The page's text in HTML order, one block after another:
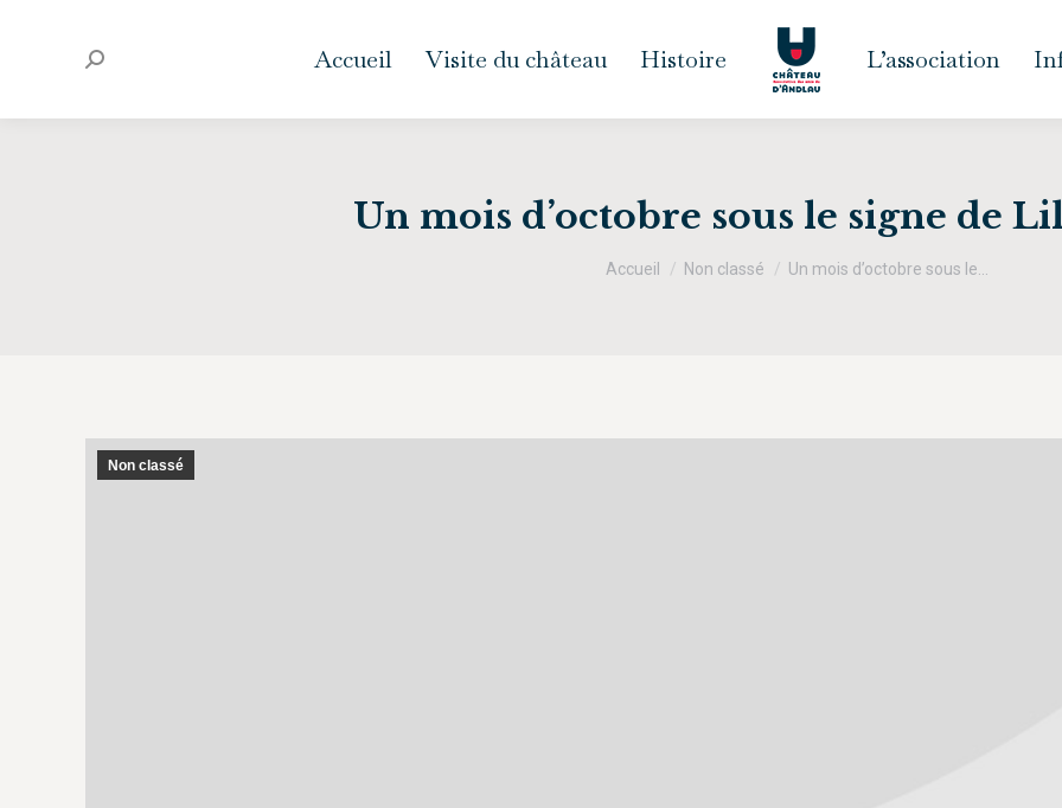
Accueil Visite du château Histoire
Recherche
L’association
Un mois d’octobre sous le signe de
Vous êtes ici :
Accueil Non classé Un mois d’octobre sous le…
Non classé